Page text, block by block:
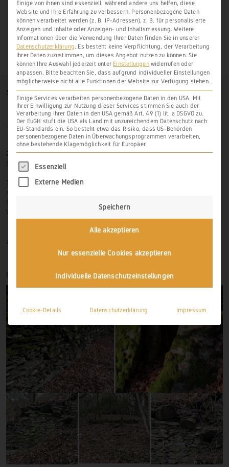
SO FINDEN SIE UNS
Zur Hasenlay 10
56379 Scheidt
Tel.: 06439-326 523
Email: info@weinbau-an-der-lahn.de
Web:
www.weinbau-an-der-lahn.de
Anmelden
IMPRESSIONEN
Einige von ihnen sind essenziell, während andere uns helfen, diese
Website und Ihre Erfahrung zu verbessern. Personenbezogene Daten
können verarbeitet werden (z. B. IP-Adressen), z. B. für personalisierte
Anzeigen und Inhalte oder Anzeigen- und Inhaltsmessung. Weitere
Informationen über die Verwendung Ihrer Daten finden Sie in unserer
Datenschutzerklärung. Es besteht keine Verpflichtung, der Verarbeitung
Ihrer Daten zuzustimmen, um dieses Angebot nutzen zu können. Sie
können Ihre Auswahl jederzeit unter Einstellungenwiderrufen oder
anpassen. Bitte beachten Sie, dass aufgrund individueller Einstellungen
möglicherweise nicht alle Funktionen der Website zur Verfügung stehen.
Einige Services verarbeiten personenbezogene Daten in den USA. Mit
Ihrer Einwilligung zur Nutzung dieser Services stimmen Sie auch der
Verarbeitung Ihrer Daten in den USA gemäß Art. 49 (1) lit. a DSGVO zu.
Der EuGH stuft die USA als Land mit unzureichendem Datenschutz nach
EU-Standards ein. So besteht etwa das Risiko, dass US-Behörden
personenbezogene Daten in Überwachungsprogrammen verarbeiten,
ohne bestehende Klagemöglichkeit für Europäer.
Es folgt eine Liste der Service-Gruppen, für
Essenziell
Externe Medien
Speichern
Alle akzeptieren
Nur essenzielle Cookies akzeptieren
Individuelle Datenschutzeinstellungen
Cookie-Details Datenschutzerklärung Impressum